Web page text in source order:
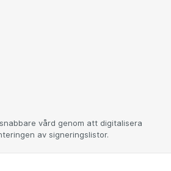
vård genom att digitalisera
av signeringslistor.